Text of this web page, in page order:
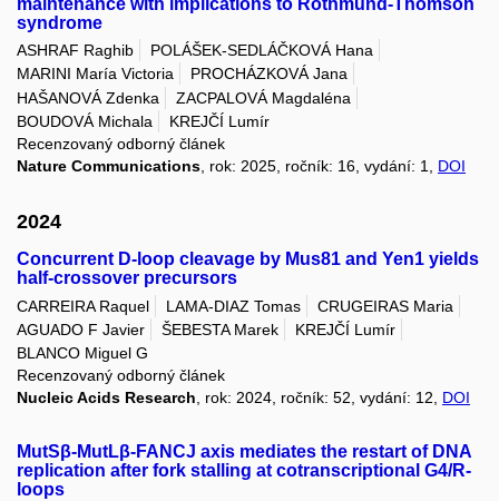
syndrome
ASHRAF Raghib
POLÁŠEK-SEDLÁČKOVÁ Hana
MARINI María Victoria
PROCHÁZKOVÁ Jana
HAŠANOVÁ Zdenka
ZACPALOVÁ Magdaléna
BOUDOVÁ Michala
KREJČÍ Lumír
Recenzovaný odborný článek
Nature Communications , rok: 2025, ročník: 16, vydání: 1, DOI
2024
Concurrent D-loop cleavage by Mus81 and Yen1 yields
half-crossover precursors
CARREIRA Raquel LAMA-DIAZ Tomas
CRUGEIRAS Maria
AGUADO F Javier
ŠEBESTA Marek
KREJČÍ Lumír
BLANCO Miguel G
Recenzovaný odborný článek
Nucleic Acids Research, rok: 2024, ročník: 52, vydání: 12, DOI
MutSβ-MutLβ-FANCJ axis mediates the restart of DNA
replication after fork stalling at cotranscriptional G4/R-
loops